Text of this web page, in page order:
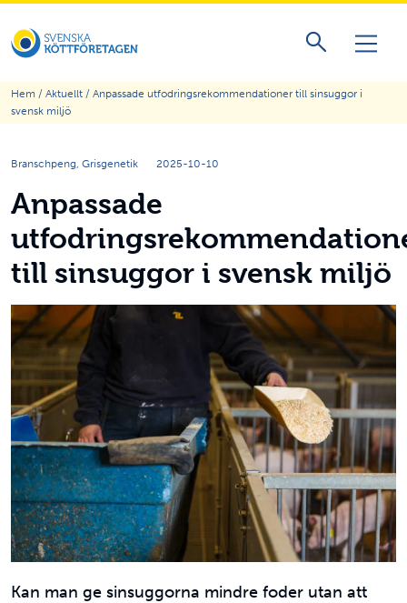
Hem / Aktuellt / Anpassade utfodringsrekommendationer till sinsuggor i
svensk miljö
Branschpeng, Grisgenetik 2025-10-10
Anpassade
till sinsuggor i svensk miljö
Kan man ge sinsuggorna mindre foder utan att